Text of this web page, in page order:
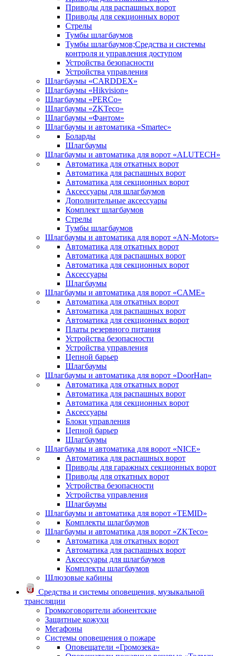
Приводы для распашных ворот
Приводы для секционных ворот
Стрелы
Тумбы шлагбаумов
Тумбы шлагбаумов;Средства и системы
контроля и управления доступом
Устройства безопасности
Устройства управления
Шлагбаумы «CARDDEX»
Шлагбаумы «Hikvision»
Шлагбаумы «PERCo»
Шлагбаумы «ZKTeco»
Шлагбаумы «Фантом»
Шлагбаумы и автоматика «Smartec»
Боларды
Шлагбаумы
Шлагбаумы и автоматика для ворот «ALUTECH»
Автоматика для откатных ворот
Автоматика для распашных ворот
Автоматика для секционных ворот
Аксессуары для шлагбаумов
Дополнительные аксессуары
Комплект шлагбаумов
Стрелы
Тумбы шлагбаумов
Шлагбаумы и автоматика для ворот «AN-Motors»
Автоматика для откатных ворот
Автоматика для распашных ворот
Автоматика для секционных ворот
Аксессуары
Шлагбаумы
Шлагбаумы и автоматика для ворот «CAME»
Автоматика для откатных ворот
Автоматика для распашных ворот
Автоматика для секционных ворот
Платы резервного питания
Устройства безопасности
Устройства управления
Цепной барьер
Шлагбаумы
Шлагбаумы и автоматика для ворот «DoorHan»
Автоматика для откатных ворот
Автоматика для распашных ворот
Автоматика для секционных ворот
Аксессуары
Блоки управления
Цепной барьер
Шлагбаумы
Шлагбаумы и автоматика для ворот «NICE»
Автоматика для распашных ворот
Приводы для гаражных секционных ворот
Приводы для откатных ворот
Устройства безопасности
Устройства управления
Шлагбаумы
Шлагбаумы и автоматика для ворот «TEMID»
Комплекты шлагбаумов
Шлагбаумы и автоматика для ворот «ZKTeco»
Автоматика для откатных ворот
Автоматика для распашных ворот
Аксессуары для шлагбаумов
Комплекты шлагбаумов
Шлюзовые кабины
Средства и системы оповещения, музыкальной
трансляции
Громкоговорители абонентские
Защитные кожухи
Мегафоны
Системы оповещения о пожаре
Оповещатели «Громозека»